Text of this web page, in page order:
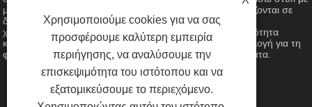
μεγέθη που κυμαίνονται από #2 έως #8 για να προσαρμόζονται σε
διαφορετικές διαστάσεις οπλής. Αυτό το άρθρο εξετάζει τα
χαρακτηριστικά, τα πλεονεκτήματα του υλικού και την ποιότητα
κατασκευής του προϊόντος που το καθιστά αξιόπιστη επιλογή για τη
φροντίδα των ιπποειδών, τη γεωργία και τα ιππικά αθλήματα.
Χρησιμοποιούμε cookies για να σας
προσφέρουμε καλύτερη εμπειρία
περιήγησης, να αναλύσουμε την
επισκεψιμότητα του ιστότοπου και να
εξατομικεύσουμε το περιεχόμενο.